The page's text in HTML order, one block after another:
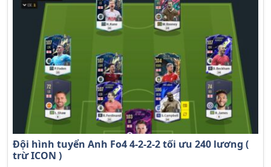
Đội hình tuyển Anh Fo4 4-2-2-2 tối ưu 240 lương (
trừ ICON )